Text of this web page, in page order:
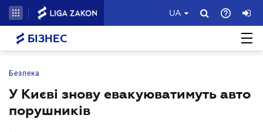
UA
БІЗНЕС
Безпека
У Києві знову евакуюватимуть авто
порушників